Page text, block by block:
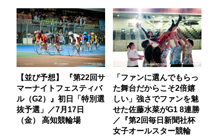
【並び予想】 『第22回サ
マーナイトフェスティバ
ル（G2）』初日「特別選
抜予選」／7月17日
（金） 高知競輪場
「ファンに選んでもらっ
た舞台だからこそ2倍嬉
しい」強さでファンを魅
せた佐藤水菜がG1 8連勝
／『第2回毎日新聞社杯
女子オールスター競輪